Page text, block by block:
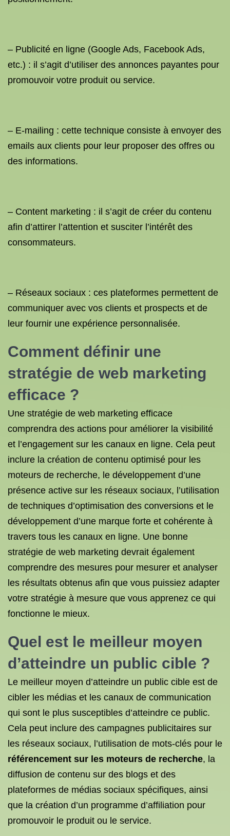
– Publicité en ligne (Google Ads, Facebook Ads,
etc.) : il s’agit d’utiliser des annonces payantes pour
promouvoir votre produit ou service.
– E-mailing : cette technique consiste à envoyer des
emails aux clients pour leur proposer des offres ou
des informations.
– Content marketing : il s’agit de créer du contenu
afin d’attirer l’attention et susciter l’intérêt des
consommateurs.
– Réseaux sociaux : ces plateformes permettent de
communiquer avec vos clients et prospects et de
leur fournir une expérience personnalisée.
Comment définir une
stratégie de web marketing
efficace ?
Une stratégie de web marketing efficace
comprendra des actions pour améliorer la visibilité
et l’engagement sur les canaux en ligne. Cela peut
inclure la création de contenu optimisé pour les
moteurs de recherche, le développement d’une
présence active sur les réseaux sociaux, l’utilisation
de techniques d’optimisation des conversions et le
développement d’une marque forte et cohérente à
travers tous les canaux en ligne. Une bonne
stratégie de web marketing devrait également
comprendre des mesures pour mesurer et analyser
les résultats obtenus afin que vous puissiez adapter
votre stratégie à mesure que vous apprenez ce qui
fonctionne le mieux.
Quel est le meilleur moyen
d’atteindre un public cible ?
Le meilleur moyen d’atteindre un public cible est de
cibler les médias et les canaux de communication
qui sont le plus susceptibles d’atteindre ce public.
Cela peut inclure des campagnes publicitaires sur
les réseaux sociaux, l’utilisation de mots-clés pour le
référencement sur les moteurs de recherche, la
diffusion de contenu sur des blogs et des
plateformes de médias sociaux spécifiques, ainsi
que la création d’un programme d’affiliation pour
promouvoir le produit ou le service.